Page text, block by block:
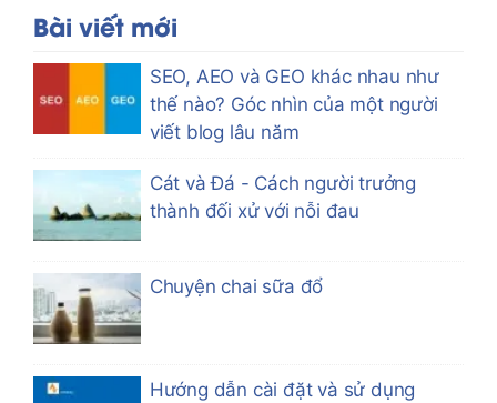
Bài viết mới
SEO, AEO và GEO khác nhau như
thế nào? Góc nhìn của một người
viết blog lâu năm
Cát và Đá - Cách người trưởng
thành đối xử với nỗi đau
Chuyện chai sữa đổ
Hướng dẫn cài đặt và sử dụng